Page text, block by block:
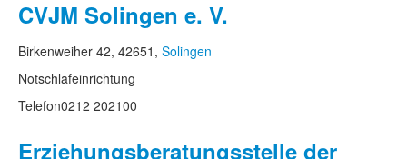
CVJM Solingen e. V.
Birkenweiher 42, 42651, Solingen
Notschlafeinrichtung
Telefon0212 202100
Erziehungsberatungsstelle der